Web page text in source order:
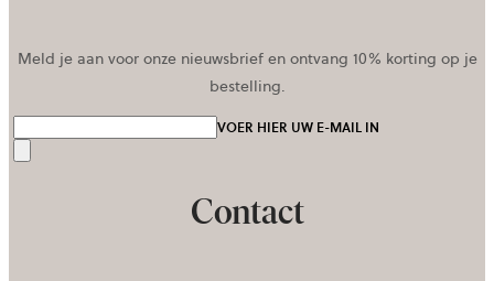
Meld je aan voor onze nieuwsbrief en ontvang 10% korting op je
bestelling.
VOER HIER UW E-MAIL IN
Contact